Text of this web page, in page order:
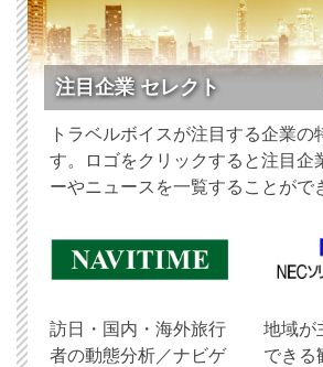
注目企業 セレクト
トラベルボイスが注目する企業の
す。ロゴをクリックすると注目企
ーやニュースを一覧することがで
訪日・国内・海外旅行
者の動態分析／ナビゲ
地域が
できる